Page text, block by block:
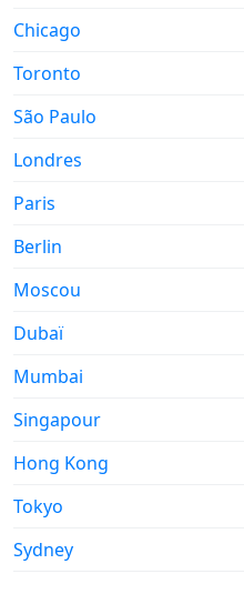
Chicago
Toronto
São Paulo
Londres
Paris
Berlin
Moscou
Dubaï
Mumbai
Singapour
Hong Kong
Tokyo
Sydney